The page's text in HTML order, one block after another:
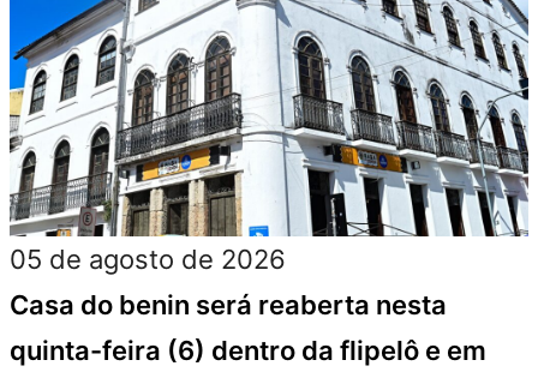
05 de agosto de 2026
Casa do benin será reaberta nesta
quinta-feira (6) dentro da flipelô e em